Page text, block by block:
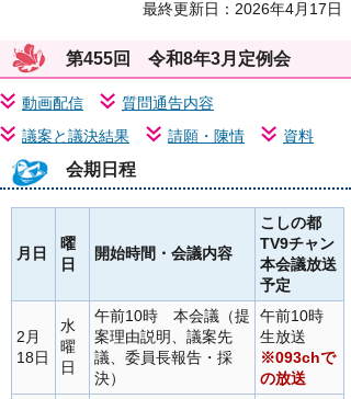
最終更新日：2026年4月17日
第455回 令和8年3月定例会
動画配信
質問通告内容
議案と議決結果
請願・陳情 資料
会期日程
月日
曜
日
開始時間・会議内容
こしの都
TV9チャン
本会議放送
予定
2月
18日
水
曜
日
午前10時 本会議（提
案理由説明、議案先
議、委員長報告・採
決）
午前10時
生放送
※093chで
の放送